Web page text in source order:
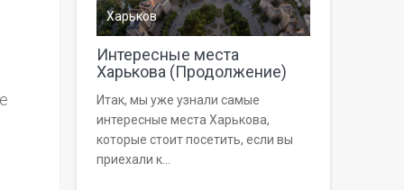
Харьков
Интересные места
Харькова (Продолжение)
Итак, мы уже узнали самые
интересные места Харькова,
которые стоит посетить, если вы
приехали к...